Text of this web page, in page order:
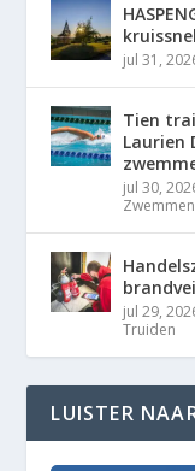
jul 31,
Tien
Laurien
jul 30,
Zwemmen
jul 29,
Truiden
LUISTER